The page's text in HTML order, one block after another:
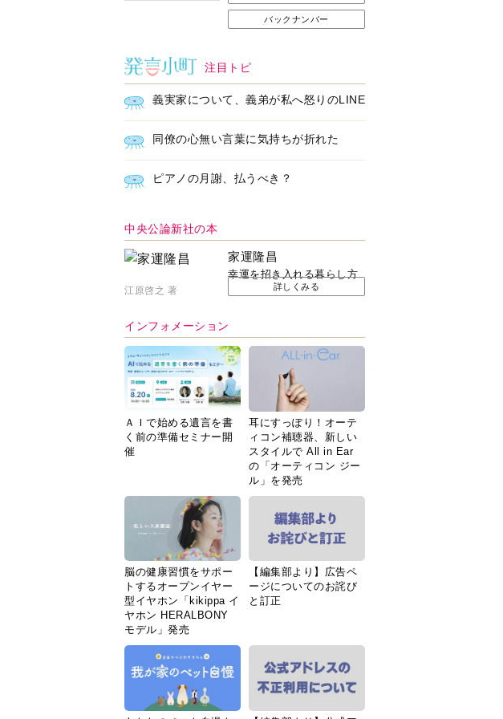
バックナンバー
注目トピ
義実家について、義弟が私へ怒りのLINE
同僚の心無い言葉に気持ちが折れた
ピアノの月謝、払うべき？
中央公論新社の本
家運隆昌
幸運を招き入れる暮らし方
江原啓之 著 詳しくみる
インフォメーション
ＡＩで始める遺言を書
く前の準備セミナー開
催
耳にすっぽり！オーテ
ィコン補聴器、新しい
スタイルで All in Ear
の「オーティコン ジー
ル」を発売
脳の健康習慣をサポー
トするオープンイヤー
型イヤホン「kikippa イ
ヤホン HERALBONY
モデル」発売
【編集部より】広告ペ
ージについてのお詫び
と訂正